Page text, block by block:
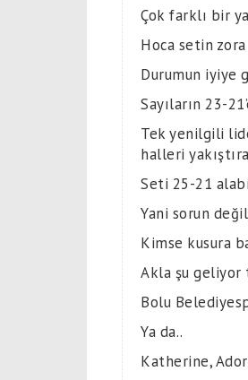
Çok farklı bir
Hoca setin
Durumun iyiye
Sayıların 23-
Tek yenilgili
halleri
Seti 25-21
Yani sorun
Kimse kusura
Akla şu geliyor
Bolu
Ya da..
Katherine,